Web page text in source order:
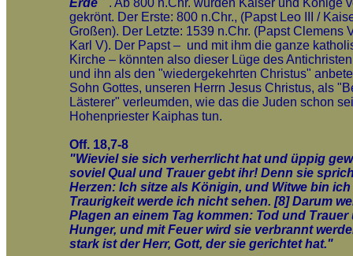
Erde " . Ab 800 n.Chr. wurden Kaiser und Könige
gekrönt. Der Erste: 800 n.Chr., (Papst Leo III /
Großen). Der Letzte: 1539 n.Chr. (Papst Clemens
Karl V). Der Papst – und mit ihm die ganze
Kirche – könnten also dieser Lüge des
und ihn als den "wiedergekehrten Christus"
Sohn Gottes, unseren Herrn Jesus Christus, als
Lästerer" verleumden, wie das die Juden schon
Hohenpriester Kaiphas tun.
Off. 18,7-8
"Wieviel sie sich verherrlicht hat und üppig
soviel Qual und Trauer gebt ihr! Denn sie
Herzen: Ich sitze als Königin, und Witwe bin
Traurigkeit werde ich nicht sehen. [8] Darum
Plagen an einem Tag kommen: Tod und Trauer
Hunger, und mit Feuer wird sie verbrannt
stark ist der Herr, Gott, der sie gerichtet hat."